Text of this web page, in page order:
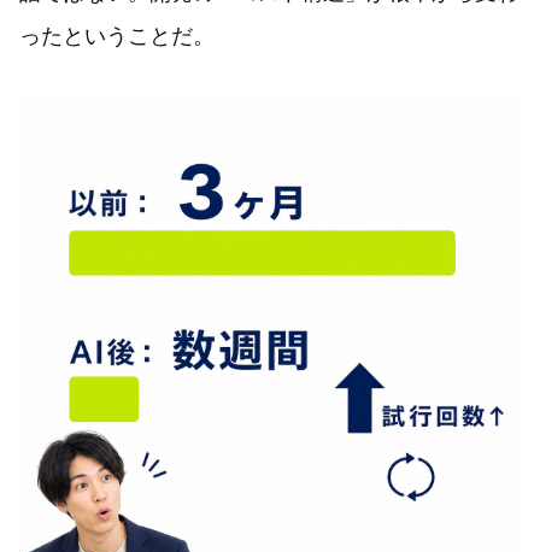
ったということだ。